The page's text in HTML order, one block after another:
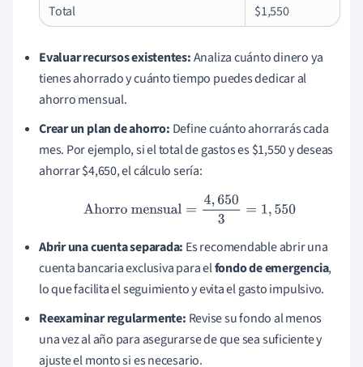
Total
$1,550
Evaluar recursos existentes:Analiza cuánto dinero ya
tienes ahorrado y cuánto tiempo puedes dedicar al
ahorro mensual.
Crear un plan de ahorro: Define cuánto ahorrarás cada
mes. Por ejemplo, si el total de gastos es $1,550 y deseas
ahorrar $4,650, el cálculo sería:
Ahorro mensual= 4,6503= 1,550
Abrir una cuenta separada: Es recomendable abrir una
cuenta bancaria exclusiva para elfondo de emergencia,
lo que facilita el seguimiento y evita el gasto impulsivo.
Reexaminar regularmente: Revise su fondo al menos
una vez al año para asegurarse de que sea suficiente y
ajuste el monto si es necesario.